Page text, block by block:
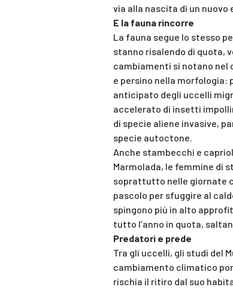
via alla nascita di un nuovo
E la fauna rincorre
La fauna segue lo stesso
stanno risalendo di quota,
cambiamenti si notano nel
e persino nella morfologia:
anticipato degli uccelli
accelerato di insetti
di specie aliene invasive,
specie autoctone.
Anche stambecchi e
Marmolada, le femmine di
soprattutto nelle giornate
pascolo per sfuggire al
spingono più in alto
tutto l’anno in quota,
Predatori e prede
Tra gli uccelli, gli studi del
cambiamento climatico
rischia il ritiro dal suo